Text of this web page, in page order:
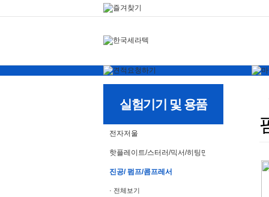
실험기기 및 용품
전자저울
핫플레이트/스터러/믹서/히팅맨틀
진공/ 펌프/콤프레서
· 전체보기